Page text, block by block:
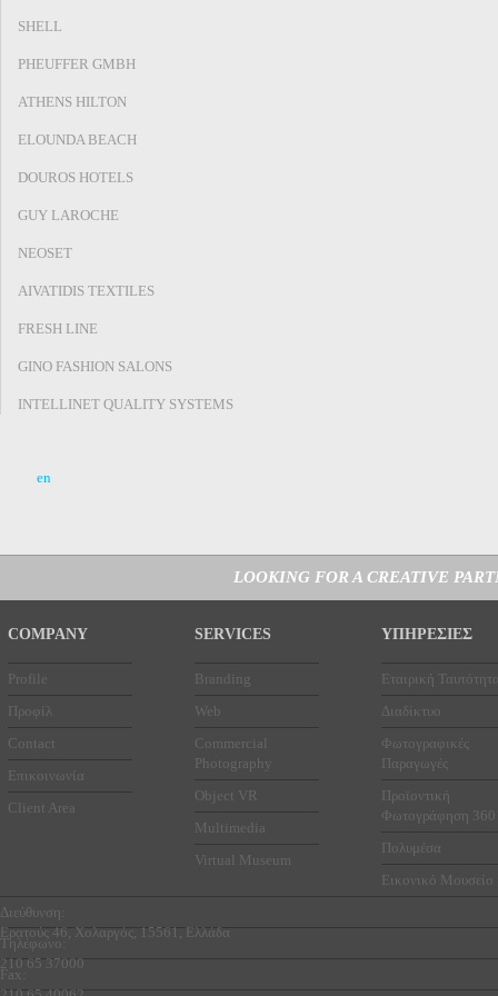
SHELL
PHEUFFER GMBH
ATHENS HILTON
ELOUNDA BEACH
DOUROS HOTELS
GUY LAROCHE
NEOSET
AIVATIDIS TEXTILES
FRESH LINE
GINO FASHION SALONS
INTELLINET QUALITY SYSTEMS
en
LOOKING FOR A CREATIVE
COMPANY
Profile
Προφίλ
Contact
Επικοινωνία
Client Area
SERVICES
Branding
Web
Commercial
Photography
Object VR
Multimedia
Virtual Museum
ΥΠΗΡΕΣΙΕΣ
Εταιρική
Διαδίκτυο
Φωτογραφικές
Παραγωγές
Προϊοντική
Φωτογράφηση 360
Πολυμέσα
Εικονικό Μουσείο
Διεύθυνση:
Ερατούς 46, Χολαργός, 15561, Ελλάδα
Τηλέφωνο:
210 65 37000
Fax: